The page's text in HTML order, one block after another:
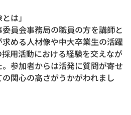
は」
員会事務局の職員の方を講師と
める人材像や中大卒業生の活躍
用活動における経験を交えなが
参加者からは活発に質問が寄せ
関心の高さがうかがわれまし